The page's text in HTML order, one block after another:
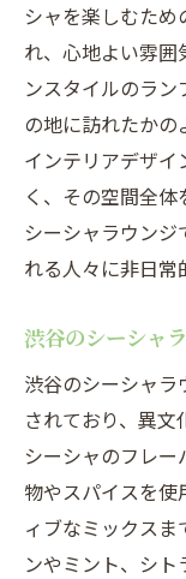
渋谷の
ための
シーシ
時間
渋谷の
レーバー
シーシ
シーシ
渋谷の
別な時間
渋谷でシー
らの解放感
シーシ
シャを楽しむため
れ、心地よい雰囲
ンスタイルのラ
の地に訪れたかの
インテリアデザ
く、その空間全
シーシャラウン
れる人々に非日常
渋谷のシーシャ
渋谷のシーシャ
されており、異文
シーシャのフレ
物やスパイスを
ィブなミックス
ンやミント、シ